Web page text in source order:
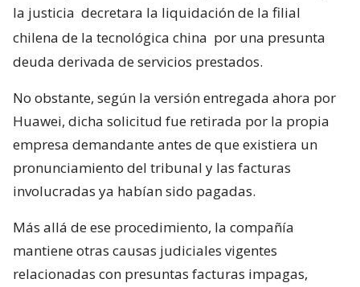
la justicia decretara la liquidación de la filial
chilena de la tecnológica china por una presunta
deuda derivada de servicios prestados.
No obstante, según la versión entregada ahora por
Huawei, dicha solicitud fue retirada por la propia
empresa demandante antes de que existiera un
pronunciamiento del tribunal y las facturas
involucradas ya habían sido pagadas.
Más allá de ese procedimiento, la compañía
mantiene otras causas judiciales vigentes
relacionadas con presuntas facturas impagas,